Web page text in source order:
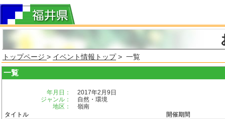
トップページ > イベント情報トップ> 一覧
一覧
年月日：
2017年2月9日
ジャンル：
自然・環境
地区：
嶺南
タイトル
開催期間